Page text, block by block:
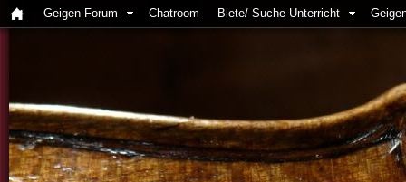
Geigen-Forum Chatroom Biete/ Suche Unterricht